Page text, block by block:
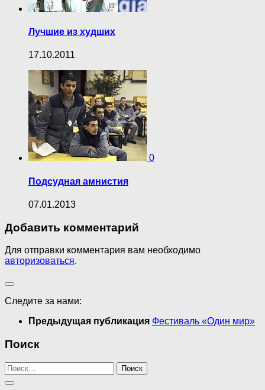
Лучшие из худших
17.10.2011
0
Подсудная амнистия
07.01.2013
Добавить комментарий
Для отправки комментария вам необходимо
авторизоваться.
Следите за нами:
Предыдущая публикация Фестиваль «Один мир»
Поиск
Найти: